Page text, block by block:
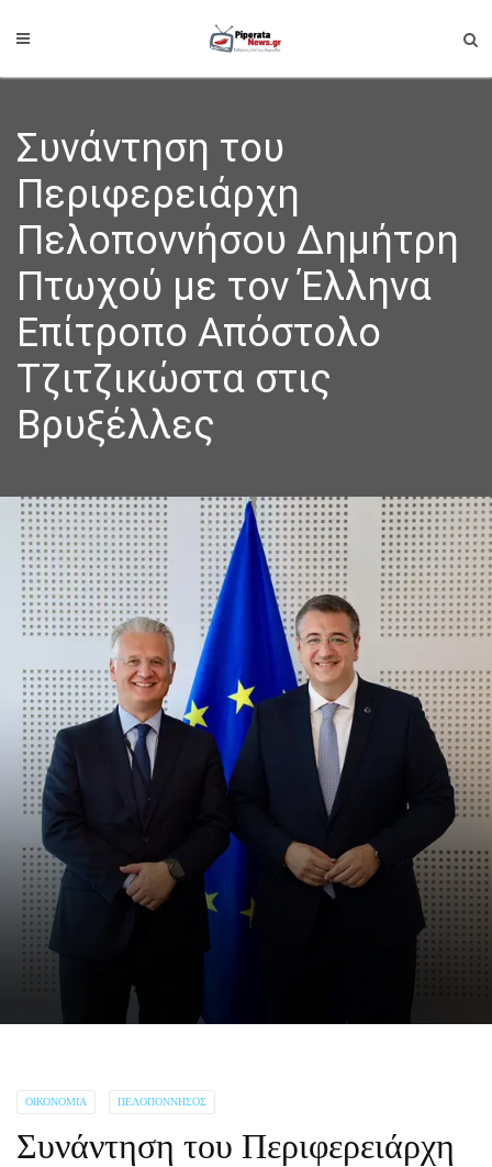
Συνάντηση του
Περιφερειάρχη
Πελοποννήσου Δημήτρη
Πτωχού με τον Έλληνα
Επίτροπο Απόστολο
Τζιτζικώστα στις
Βρυξέλλες
ΟΙΚΟΝΟΜΊΑ ΠΕΛΟΠΌΝΝΗΣΟΣ
Συνάντηση του Περιφερειάρχη